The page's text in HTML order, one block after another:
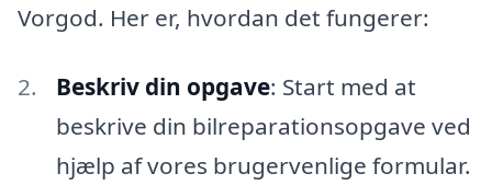
Vorgod. Her er, hvordan det fungerer:
Beskriv din opgave: Start med at
beskrive din bilreparationsopgave ved
hjælp af vores brugervenlige formular.